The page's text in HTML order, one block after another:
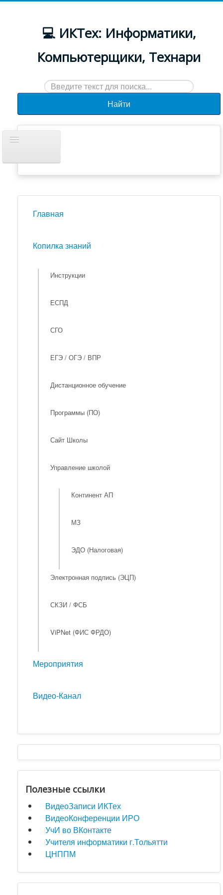
💻 ИКТех: Информатики,
Компьютерщики, Технари
Искать...
Найти
навигацию
Новости
Главная
Копилка знаний
Инструкции
ЕСПД
СГО
ЕГЭ / ОГЭ / ВПР
Дистанционное обучение
Программы (ПО)
Сайт Школы
Управление школой
Континент АП
МЗ
ЭДО (Налоговая)
Электронная подпись (ЭЦП)
СКЗИ / ФСБ
ViPNet (ФИС ФРДО)
Мероприятия
Видео-Канал
Полезные ссылки
ВидеоЗаписи ИКТех
ВидеоКонференции ИРО
УчИ во ВКонтакте
Учителя информатики г.Тольятти
ЦНППМ